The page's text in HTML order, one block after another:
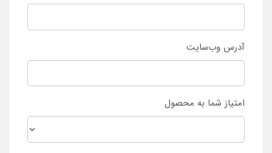
آدرس وب‌سایت
امتیاز شما به محصول